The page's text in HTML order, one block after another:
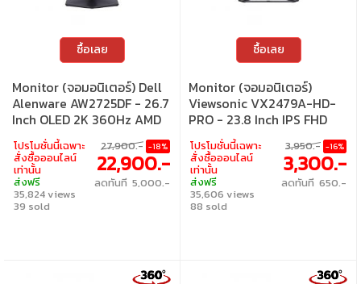
ซื้อเลย
Monitor (จอมอนิเตอร์) Dell
Alenware AW2725DF - 26.7
Inch OLED 2K 360Hz AMD
FreeSync Premium Pro
โปรโมชั่นนี้เฉพาะ
สั่งซื้อออนไลน์
เท่านั้น
ส่งฟรี
35,824 views
39 sold
27,900.- -18%
22,900.-
ลดทันที 5,000.-
ซื้อเลย
Monitor (จอมอนิเตอร์)
Viewsonic VX2479A-HD-
PRO - 23.8 Inch IPS FHD
240Hz AMD FreeSync
โปรโมชั่นนี้เฉพาะ
สั่งซื้อออนไลน์
เท่านั้น
ส่งฟรี
35,606 views
88 sold
3,950.- -16%
3,300.-
ลดทันที 650.-